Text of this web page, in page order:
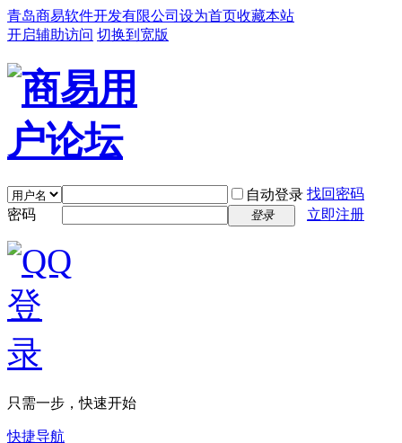
青岛商易软件开发有限公司 设为首页收藏本站
开启辅助访问 切换到宽版
自动登录 找回密码
密码
登录 立即注册
只需一步，快速开始
快捷导航